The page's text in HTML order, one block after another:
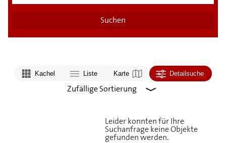
Kachel Liste Karte Detailsuche
Leider konnten für Ihre
Suchanfrage keine Objekte
gefunden werden.